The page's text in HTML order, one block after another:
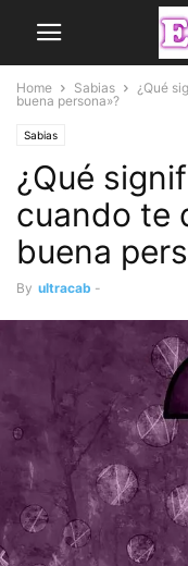
Home Sabias
¿Qué
buena persona»?
Sabias
¿Qué
cuando te
buena
By ultracab -